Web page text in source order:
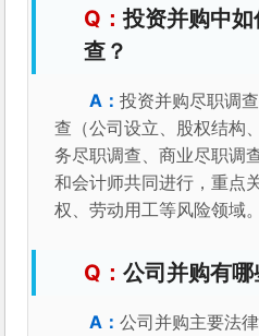
投资并购中
查？
投资并购尽职调
查（公司设立、股权结构
务尽职调查、商业尽职调
和会计师共同进行，重点
权、劳动用工等风险领域。
公司并购有哪
公司并购主要法